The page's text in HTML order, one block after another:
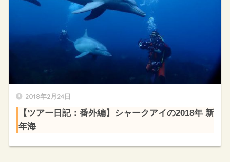
2018年2月24日
【ツアー日記：番外編】シャークアイの2018年 新
年海